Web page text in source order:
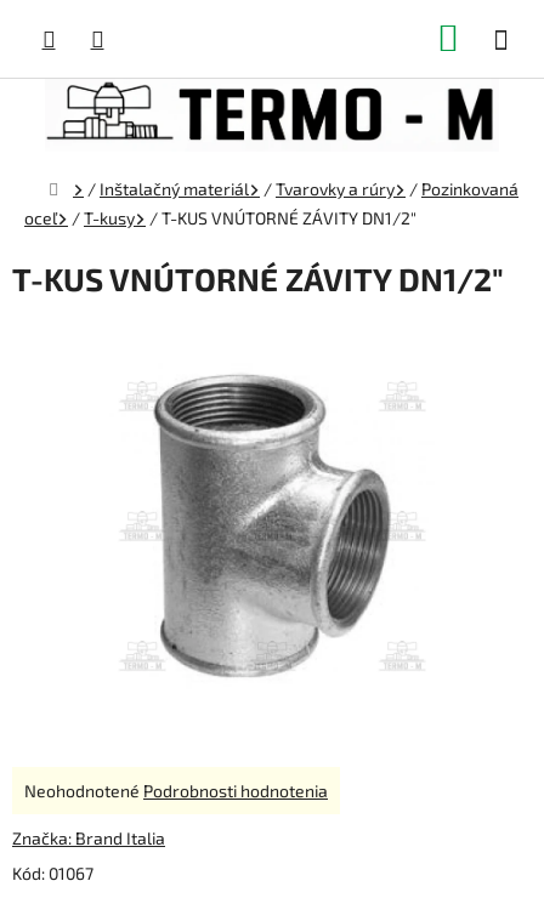
obsah
Domov
/ Inštalačný materiál /Tvarovky a rúry / Pozinkovaná
oceľ
/T-kusy /T-KUS VNÚTORNÉ ZÁVITY DN1/2"
T-KUS VNÚTORNÉ ZÁVITY DN1/2"
Kód: 01067
Priemerné
produktu
0,0
Neohodnotené Podrobnosti hodnotenia
Značka: Brand Italia